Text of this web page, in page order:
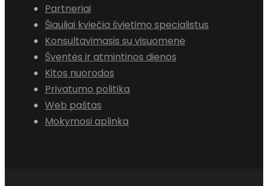
Partneriai
Šiauliai kviečia švietimo specialistus
Konsultavimasis su visuomene
Šventės ir atmintinos dienos
Kitos nuorodos
Privatumo politika
Web paštas
Mokymosi aplinka